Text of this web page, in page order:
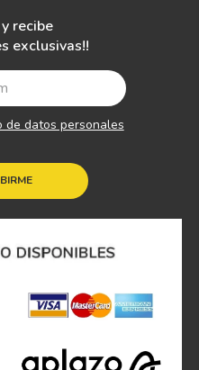
recibe
exclusivas!!
de datos personales